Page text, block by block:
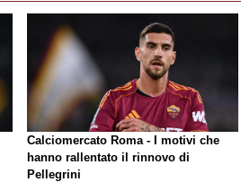
Calciomercato Roma - I motivi che
hanno rallentato il rinnovo di
Pellegrini